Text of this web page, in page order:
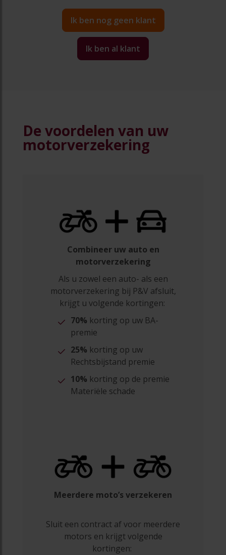
Ik ben nog geen klant
Ik ben al klant
De voordelen van uw
motorverzekering
Combineer uw auto en
motorverzekering
Als u zowel een auto- als een
motorverzekering bij P&V afsluit,
krijgt u volgende kortingen:
70% korting op uw BA-
premie
25% korting op uw
Rechtsbijstand premie
10% korting op de premie
Materiële schade
Meerdere moto’s verzekeren
Sluit een contract af voor meerdere
motors en krijgt volgende
kortingen: